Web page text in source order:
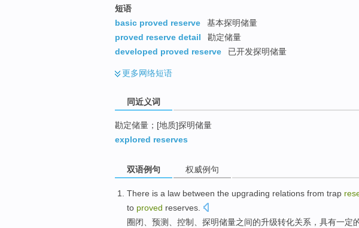
短语
basic proved reserve
基本探明储量
proved reserve detail
勘定储量
developed proved reserve
已开发探明储量
更多网络短语
同近义词
勘定储量；[地质]探明储量
explored reserves
双语例句 权威例句
There is a law between the upgrading relations from trap
to proved reserves
圈闭 、预测、控制、 探明储量之间的升级转化关系 ，具有一定